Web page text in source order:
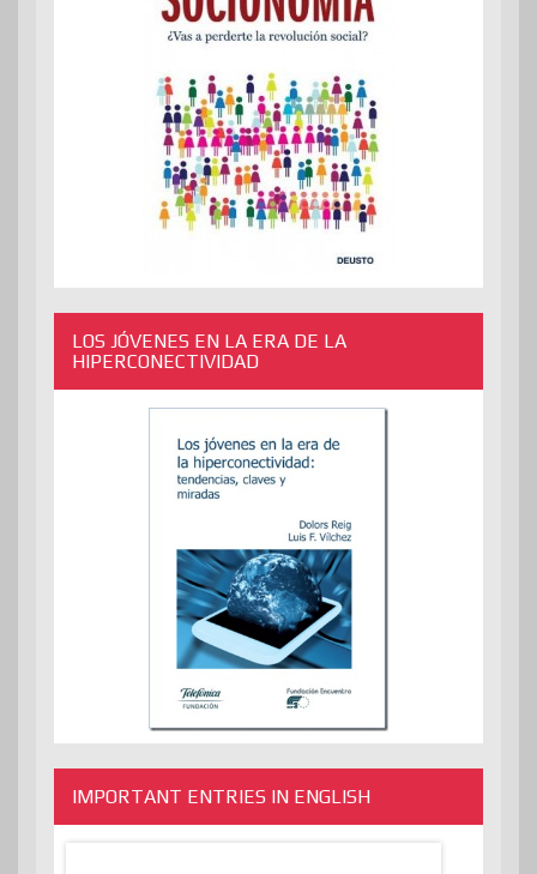
LOS JÓVENES EN LA ERA DE LA
HIPERCONECTIVIDAD
IMPORTANT ENTRIES IN ENGLISH